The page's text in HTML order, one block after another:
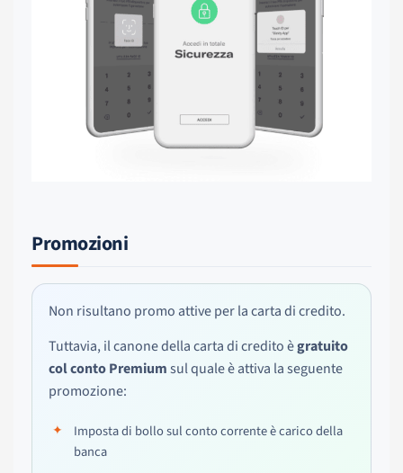
Promozioni
Non risultano promo attive per la carta di credito.
Tuttavia, il canone della carta di credito ègratuito
col conto Premiumsul quale è attiva la seguente
promozione:
Imposta di bollo sul conto corrente è carico della
banca